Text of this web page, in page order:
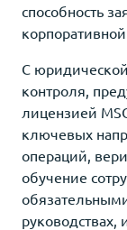
способность
корпоративной
С
контроля,
лицензией
ключевых
операций,
обучение